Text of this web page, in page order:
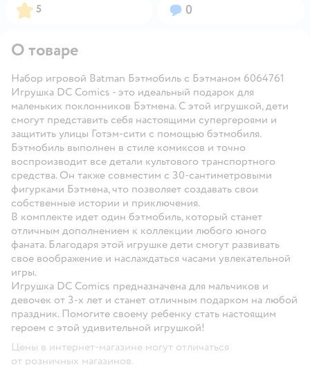
Рейтинг:
5 Вопросов:
0
О товаре
Набор игровой Batman Бэтмобиль с Бэтманом 6064761
Игрушка DC Comics - это идеальный подарок для
маленьких поклонников Бэтмена. С этой игрушкой, дети
смогут представить себя настоящими супергероями и
защитить улицы Готэм-сити с помощью бэтмобиля.
Бэтмобиль выполнен в стиле комиксов и точно
воспроизводит все детали культового транспортного
средства. Он также совместим с 30-сантиметровыми
фигурками Бэтмена, что позволяет создавать свои
собственные истории и приключения.
В комплекте идет один бэтмобиль, который станет
отличным дополнением к коллекции любого юного
фаната. Благодаря этой игрушке дети смогут развивать
свое воображение и наслаждаться часами увлекательной
игры.
Игрушка DC Comics предназначена для мальчиков и
девочек от 3-х лет и станет отличным подарком на любой
праздник. Помогите своему ребенку стать настоящим
героем с этой удивительной игрушкой!
Цены в интернет-магазине могут отличаться
от розничных магазинов.